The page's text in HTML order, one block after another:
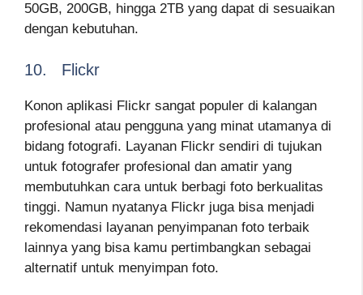
50GB, 200GB, hingga 2TB yang dapat di sesuaikan
dengan kebutuhan.
10. Flickr
Konon aplikasi Flickr sangat populer di kalangan
profesional atau pengguna yang minat utamanya di
bidang fotografi. Layanan Flickr sendiri di tujukan
untuk fotografer profesional dan amatir yang
membutuhkan cara untuk berbagi foto berkualitas
tinggi. Namun nyatanya Flickr juga bisa menjadi
rekomendasi layanan penyimpanan foto terbaik
lainnya yang bisa kamu pertimbangkan sebagai
alternatif untuk menyimpan foto.